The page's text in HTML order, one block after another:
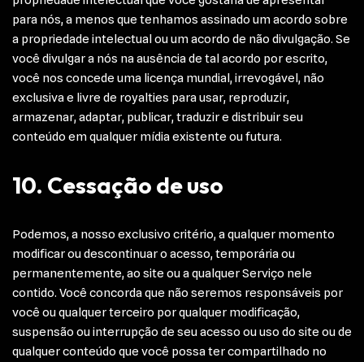
para nós, a menos que tenhamos assinado um acordo sobre
a propriedade intelectual ou um acordo de não divulgação. Se
você divulgar a nós na ausência de tal acordo por escrito,
você nos concede uma licença mundial, irrevogável, não
exclusiva e livre de royalties para usar, reproduzir,
armazenar, adaptar, publicar, traduzir e distribuir seu
conteúdo em qualquer mídia existente ou futura.
10. Cessação de uso
Podemos, a nosso exclusivo critério, a qualquer momento
modificar ou descontinuar o acesso, temporária ou
permanentemente, ao site ou a qualquer Serviço nele
contido. Você concorda que não seremos responsáveis por
você ou qualquer terceiro por qualquer modificação,
suspensão ou interrupção de seu acesso ou uso do site ou de
qualquer conteúdo que você possa ter compartilhado no